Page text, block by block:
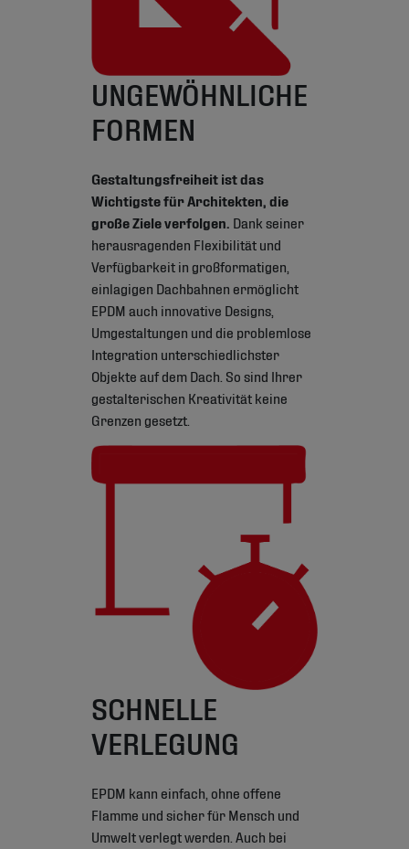
UNGEWÖHNLICHE
FORMEN
Gestaltungsfreiheit ist das
Wichtigste für Architekten, die
große Ziele verfolgen. Dank seiner
herausragenden Flexibilität und
Verfügbarkeit in großformatigen,
einlagigen Dachbahnen ermöglicht
EPDM auch innovative Designs,
Umgestaltungen und die problemlose
Integration unterschiedlichster
Objekte auf dem Dach. So sind Ihrer
gestalterischen Kreativität keine
Grenzen gesetzt.
SCHNELLE
VERLEGUNG
EPDM kann einfach, ohne offene
Flamme und sicher für Mensch und
Umwelt verlegt werden. Auch bei